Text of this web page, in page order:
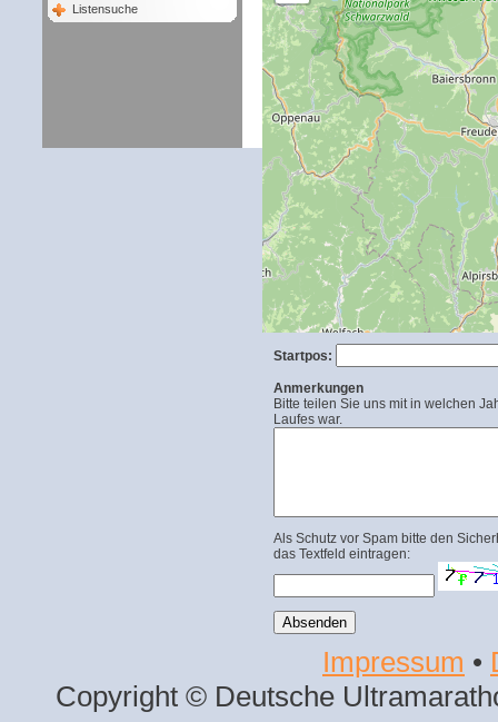
Listensuche
Startpos:
Anmerkungen
Bitte teilen Sie uns mit in welchen
Laufes war.
Als Schutz vor Spam bitte den
das Textfeld eintragen:
Impressum •
Copyright © Deutsche